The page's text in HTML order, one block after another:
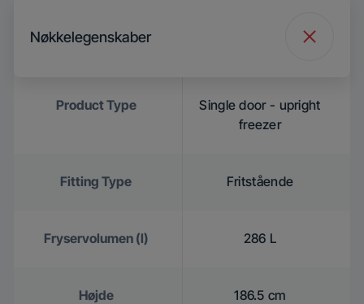
Nøkkelegenskaber
Product Type
Single door - upright
freezer
Fitting Type Fritstående
Fryservolumen (l) 286 L
Højde 186.5 cm